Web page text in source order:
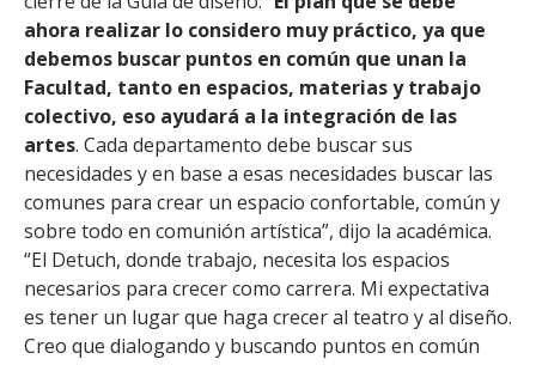
ahora realizar lo considero muy práctico, ya que
debemos buscar puntos en común que unan la
Facultad, tanto en espacios, materias y trabajo
colectivo, eso ayudará a la integración de las
artes. Cada departamento debe buscar sus
necesidades y en base a esas necesidades buscar las
comunes para crear un espacio confortable, común y
sobre todo en comunión artística”, dijo la académica.
“El Detuch, donde trabajo, necesita los espacios
necesarios para crecer como carrera. Mi expectativa
es tener un lugar que haga crecer al teatro y al diseño.
Creo que dialogando y buscando puntos en común